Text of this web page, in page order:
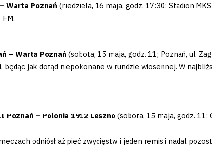
Warta Poznań (niedziela, 16 maja, godz. 17:30; Stadion MKS
– Warta Poznań (sobota, 15 maja, godz. 11; Poznań, ul.
będąc jak dotąd niepokonane w rundzie wiosennej. W
Poznań – Polonia 1912 Leszno (sobota, 15 maja, godz. 11;
odniósł aż pięć zwycięstw i jeden remis i nadal